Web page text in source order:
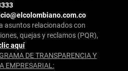
asuntos relacionados con
quejas y reclamos (PQR),
aquí
DE TRANSPARENCIA Y
EMPRESARIAL: